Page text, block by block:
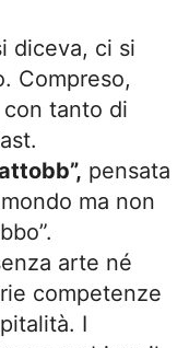
diceva, ci si
Compreso,
tanto di
pensata
ma non
arte né
competenze
I